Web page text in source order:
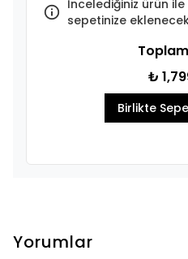
İncelediğiniz ürün
sepetinize
₺
Birlikte
Yorumlar